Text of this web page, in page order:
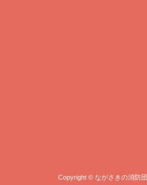
Copyright © ながさきの消防